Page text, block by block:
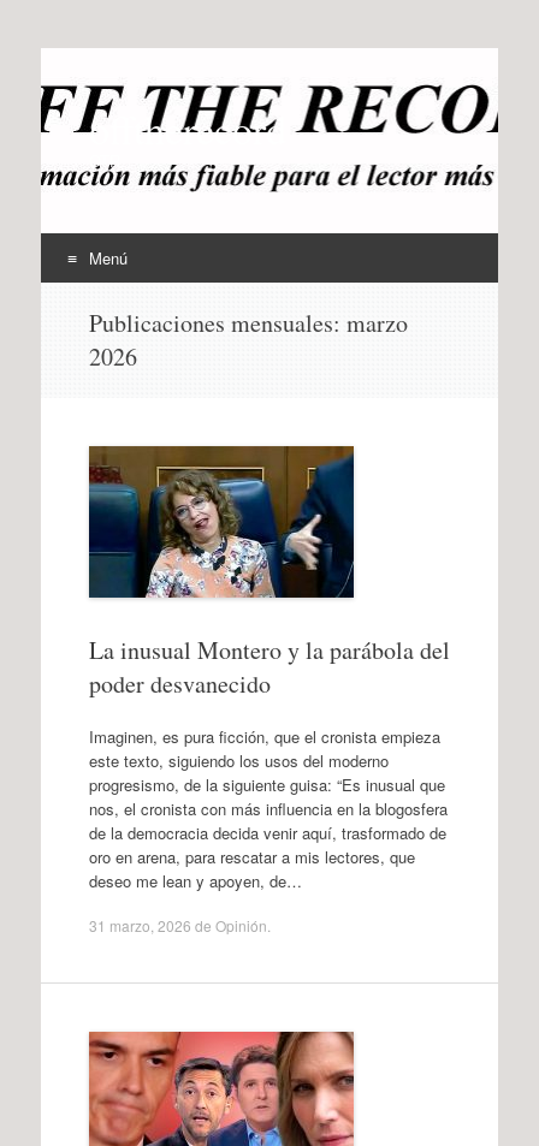
offtherecord
OTR
Menú
contenido
Publicaciones mensuales: marzo
2026
La inusual Montero y la parábola del
poder desvanecido
Imaginen, es pura ficción, que el cronista empieza
este texto, siguiendo los usos del moderno
progresismo, de la siguiente guisa: “Es inusual que
nos, el cronista con más influencia en la blogosfera
de la democracia decida venir aquí, trasformado de
oro en arena, para rescatar a mis lectores, que
deseo me lean y apoyen, de…
31 marzo, 2026 de Opinión